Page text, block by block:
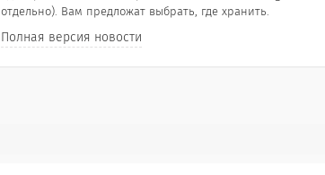
отдельно). Вам предложат выбрать, где хранить.
Полная версия новости